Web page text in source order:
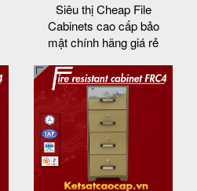
Siêu thị Cheap File
Cabinets cao cấp bảo
mật chính hãng giá rẻ